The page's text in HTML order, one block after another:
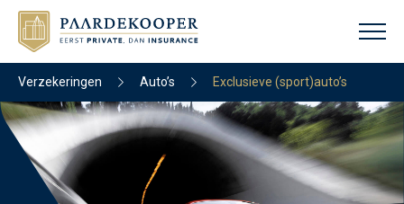
Verzekeringen Auto’s Exclusieve (sport)auto’s